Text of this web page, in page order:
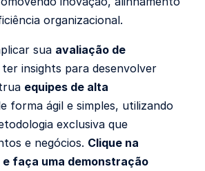
organizacional.
sua avaliação de
ter insights para desenvolver
equipes de alta
forma ágil e simples, utilizando
exclusiva que
e negócios. Clique na
e faça uma demonstração